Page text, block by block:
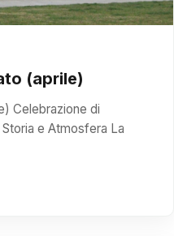
(aprile)
Celebrazione di
e Atmosfera La